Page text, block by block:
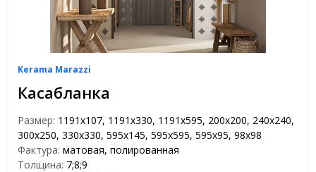
Kerama Marazzi
Касабланка
Размер: 1191x107, 1191x330, 1191x595, 200x200, 240x240,
300x250, 330x330, 595x145, 595x595, 595x95, 98x98
Фактура: матовая, полированная
Толщина: 7;8;9